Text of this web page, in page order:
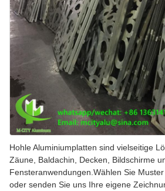
Hohle Aluminiumplatten sind vielseitige
Zäune, Baldachin, Decken, Bildschirme
Fensteranwendungen.Wählen Sie
oder senden Sie uns Ihre eigene